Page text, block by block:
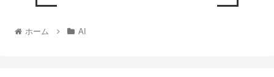
ホーム AI